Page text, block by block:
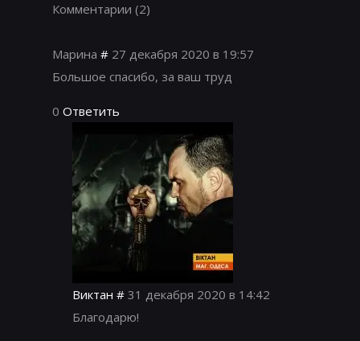
Комментарии (2)
Марина # 27 декабря 2020 в 19:57
Большое спасибо, за ваш труд
0 Ответить
Виктан # 31 декабря 2020 в 14:42
Благодарю!